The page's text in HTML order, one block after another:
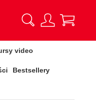
video
Bestsellery